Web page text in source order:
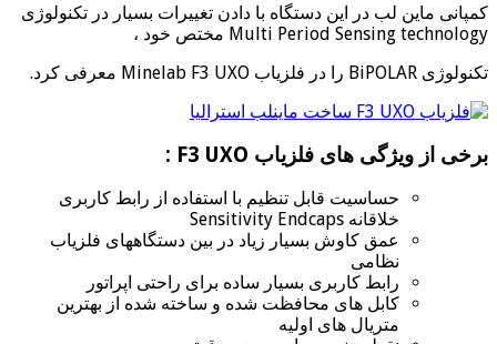
کمپانی ماین لب در این دستگاه با دادن تغییرات بسیار در تکنولوژی
Multi Period Sensing technology مختص خود ،
تکنولوژی BiPOLAR را در فلزیاب Minelab F3 UXO معرفی کرد.
برخی از ویژگی های فلزیاب F3 UXO :
حساسیت قابل تنظیم با استفاده از رابط کاربری
خلاقانه Sensitivity Endcaps
عمق کاوش بسیار زیاد در بین دستگاههای فلزیاب
نظامی
رابط کاربری بسیار ساده برای راحتی اپراتور
کابل های محافظت شده و ساخته شده از بهترین
متریال های اولیه